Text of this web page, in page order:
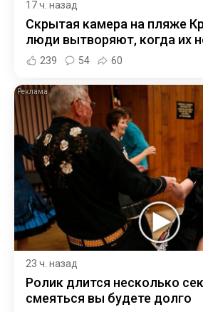
17 ч. назад
Скрытая камера на пляже
люди вытворяют, когда их
239 54 60
23 ч. назад
Ролик длится несколько
смеяться вы будете долго